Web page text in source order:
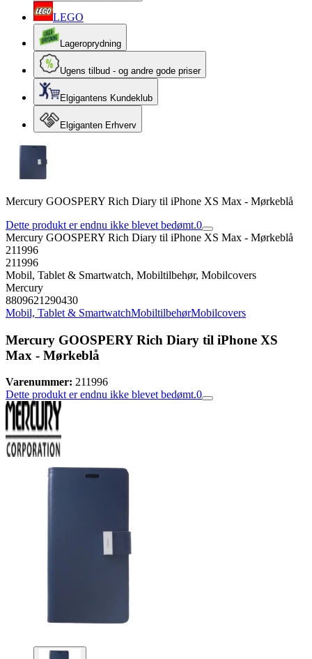
LEGO
Lageroprydning
Ugens tilbud - og andre gode priser
Elgigantens Kundeklub
Elgiganten Erhverv
Mercury GOOSPERY Rich Diary til iPhone XS Max - Mørkeblå
Dette produkt er endnu ikke blevet bedømt.0
Mercury GOOSPERY Rich Diary til iPhone XS Max - Mørkeblå
211996
211996
Mobil, Tablet & Smartwatch, Mobiltilbehør, Mobilcovers
Mercury
8809621290430
Mobil, Tablet & SmartwatchMobiltilbehørMobilcovers
Mercury GOOSPERY Rich Diary til iPhone XS
Max - Mørkeblå
Varenummer: 211996
Dette produkt er endnu ikke blevet bedømt.0